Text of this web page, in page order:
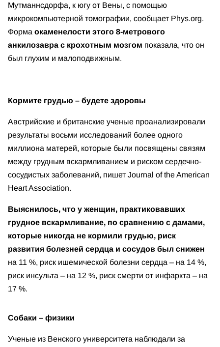
Мутманнсдорфа, к югу от Вены, с помощью
микрокомпьютерной томографии, сообщает Phys.org.
Форма окаменелости этого 8-метрового
анкилозавра с крохотным мозгом показала, что он
был глухим и малоподвижным.
Кормите грудью – будете здоровы
Австрийские и британские ученые проанализировали
результаты восьми исследований более одного
миллиона матерей, которые были посвящены связям
между грудным вскармливанием и риском сердечно-
сосудистых заболеваний, пишет Journal of the American
Heart Association.
Выяснилось, что у женщин, практиковавших
грудное вскармливание, по сравнению с дамами,
которые никогда не кормили грудью, риск
развития болезней сердца и сосудов был снижен
на 11 %, риск ишемической болезни сердца – на 14 %,
риск инсульта – на 12 %, риск смерти от инфаркта – на
17 %.
Собаки – физики
Ученые из Венского университета наблюдали за